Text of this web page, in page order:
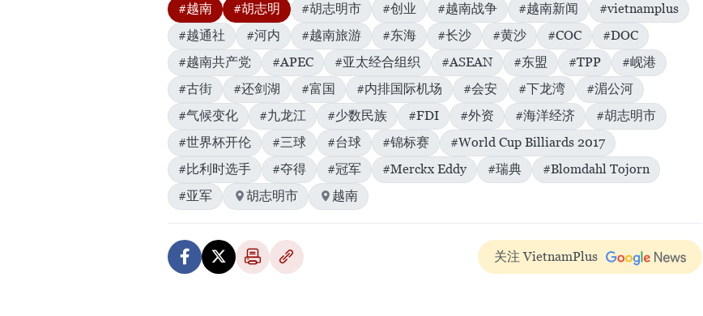
#越南 #胡志明 #胡志明市 #创业 #越南战争 #越南新闻
#vietnamplus
#越通社
#河内 #越南旅游 #东海 #长沙 #黄沙 #COC
#DOC
#越南共产党
#APEC #亚太经合组织 #ASEAN #东盟 #TPP
#岘港
#古街
#还剑湖 #富国 #内排国际机场 #会安 #下龙湾
#湄公河
#气候变化
#九龙江 #少数民族 #FDI #外资 #海洋经济
#胡志明市
#世界杯开伦
#三球 #台球 #锦标赛
#World Cup Billiards 2017
#比利时选手
#夺得 #冠军 #Merckx Eddy #瑞典
#Blomdahl Tojorn
#亚军
胡志明市 越南
关注 VietnamPlus